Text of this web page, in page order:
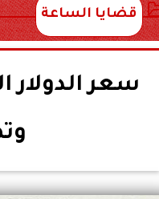
قضايا الساعة